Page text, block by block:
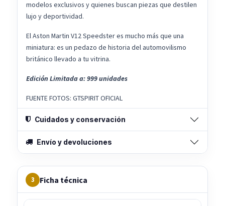
modelos exclusivos y quienes buscan piezas que destilen
lujo y deportividad.
El Aston Martin V12 Speedster es mucho más que una
miniatura: es un pedazo de historia del automovilismo
británico llevado a tu vitrina.
Edición Limitada a: 999 unidades
FUENTE FOTOS: GTSPIRIT OFICIAL
Cuidados y conservación
Envío y devoluciones
3 Ficha técnica